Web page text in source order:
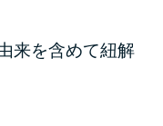
来を含めて紐解